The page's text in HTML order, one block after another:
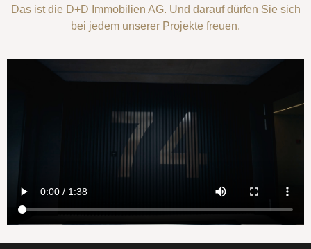
Das ist die D+D Immobilien AG. Und darauf dürfen Sie sich
bei jedem unserer Projekte freuen.